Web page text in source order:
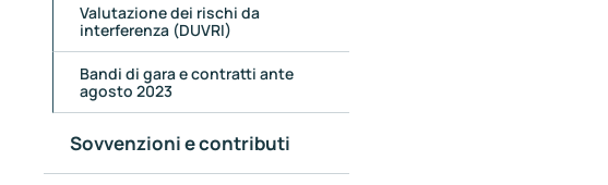
Valutazione dei rischi da
interferenza (DUVRI)
Bandi di gara e contratti ante
agosto 2023
Sovvenzioni e contributi